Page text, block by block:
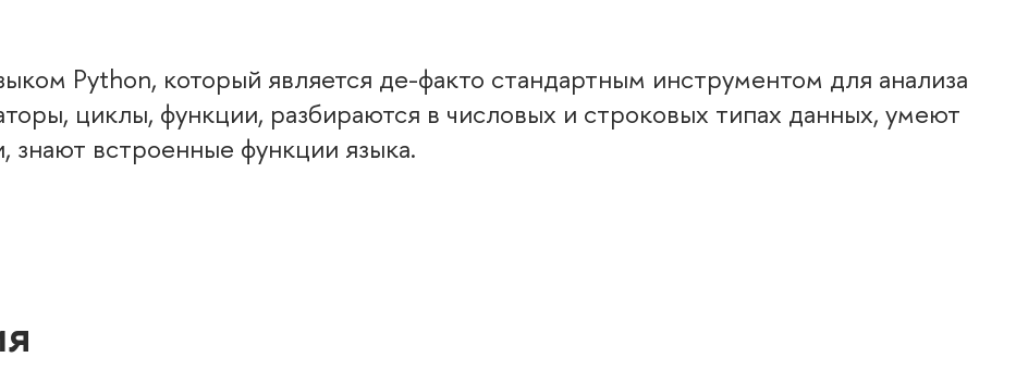
Python, который является де-факто стандартным инструментом для анализа
циклы, функции, разбираются в числовых и строковых типах данных, умеют
знают встроенные функции языка.